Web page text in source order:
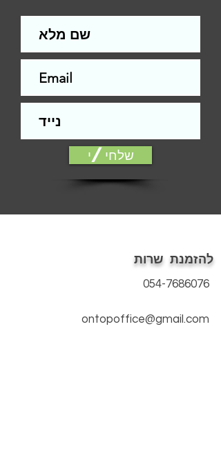
המחיר לא כולל התקנה
התקנה ללא תשלום ברכישת ציפוי לדלת
שלחי/י
להזמנת שרות
054-7686076
ontopoffice@gmail.com